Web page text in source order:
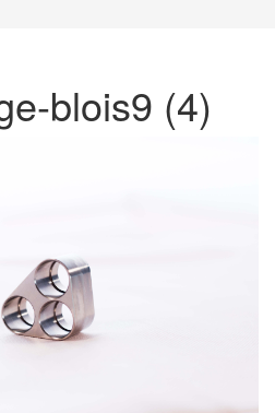
blois9 (4)